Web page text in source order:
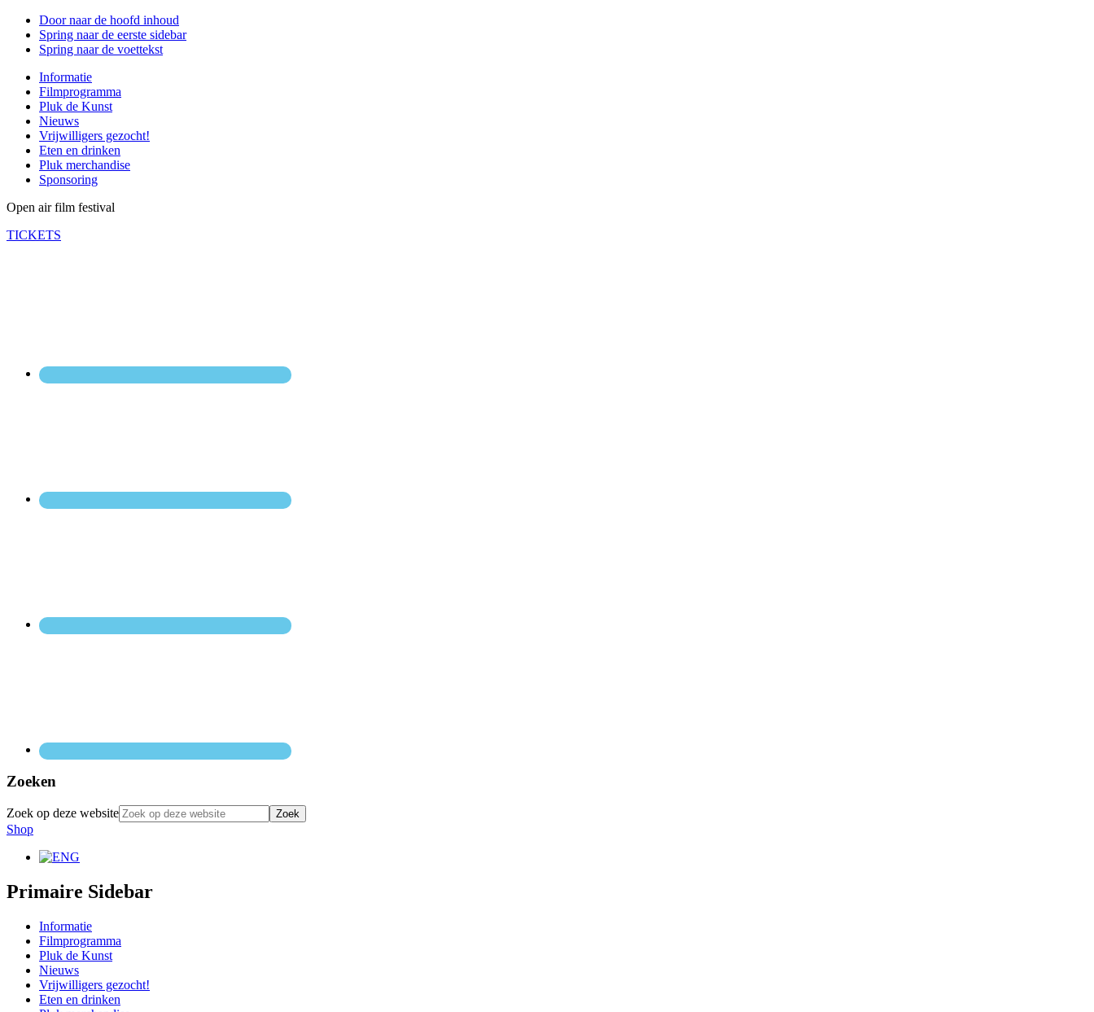
Door naar de hoofd inhoud
Spring naar de eerste sidebar
Spring naar de voettekst
Informatie
Filmprogramma
Pluk de Kunst
Nieuws
Vrijwilligers gezocht!
Eten en drinken
Pluk merchandise
Sponsoring
Open air film festival
TICKETS
Zoeken
Zoek op deze website
Shop
Primaire Sidebar
Informatie
Filmprogramma
Pluk de Kunst
Nieuws
Vrijwilligers gezocht!
Eten en drinken